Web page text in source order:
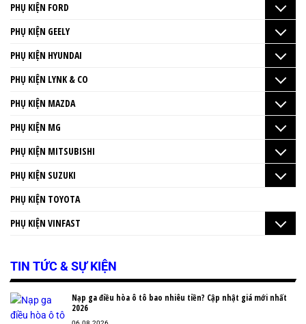
PHỤ KIỆN FORD
PHỤ KIỆN GEELY
PHỤ KIỆN HYUNDAI
PHỤ KIỆN LYNK & CO
PHỤ KIỆN MAZDA
PHỤ KIỆN MG
PHỤ KIỆN MITSUBISHI
PHỤ KIỆN SUZUKI
PHỤ KIỆN TOYOTA
PHỤ KIỆN VINFAST
TIN TỨC & SỰ KIỆN
Nạp ga điều hòa ô tô bao nhiêu tiền? Cập nhật giá mới nhất
2026